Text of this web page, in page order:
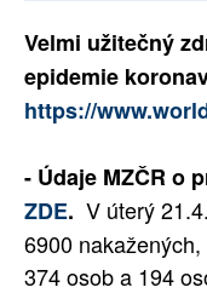
SOCIÁLNÍ SÍTĚ
RUBRIKY
Velmi užitečný
epidemie
https://
- Údaje MZČR o
ZDE. V úterý
6900
374 osob a 194